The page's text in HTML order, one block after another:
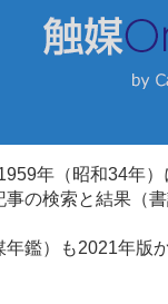
年（昭和34年
の検索と結果（
鑑）も2021年